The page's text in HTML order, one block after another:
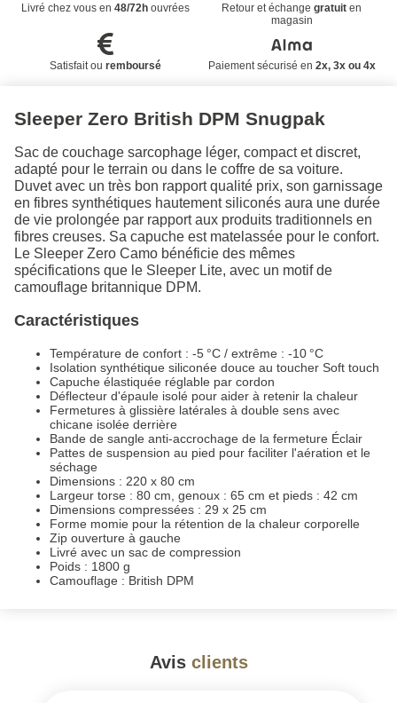
Livré chez vous en 48/72houvrées Retour et échangegratuit en
magasin
Satisfait ou remboursé Paiement sécurisé en 2x, 3x ou 4x
Sleeper Zero British DPM Snugpak
Sac de couchage sarcophage léger, compact et discret,
adapté pour le terrain ou dans le coffre de sa voiture.
Duvet avec un très bon rapport qualité prix, son garnissage
en fibres synthétiques hautement siliconés aura une durée
de vie prolongée par rapport aux produits traditionnels en
fibres creuses. Sa capuche est matelassée pour le confort.
Le Sleeper Zero Camo bénéficie des mêmes
spécifications que le Sleeper Lite, avec un motif de
camouflage britannique DPM.
Caractéristiques
Température de confort : -5 °C / extrême : -10 °C
Isolation synthétique siliconée douce au toucher Soft touch
Capuche élastiquée réglable par cordon
Déflecteur d'épaule isolé pour aider à retenir la chaleur
Fermetures à glissière latérales à double sens avec
chicane isolée derrière
Bande de sangle anti-accrochage de la fermeture Éclair
Pattes de suspension au pied pour faciliter l'aération et le
séchage
Dimensions : 220 x 80 cm
Largeur torse : 80 cm, genoux : 65 cm et pieds : 42 cm
Dimensions compressées : 29 x 25 cm
Forme momie pour la rétention de la chaleur corporelle
Zip ouverture à gauche
Livré avec un sac de compression
Poids : 1800 g
Camouflage : British DPM
Avis clients